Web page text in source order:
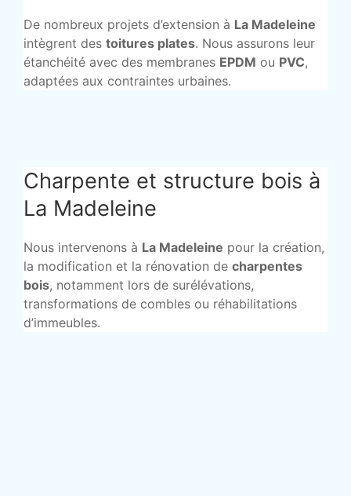
De nombreux projets d’extension à La Madeleine
intègrent des toitures plates. Nous assurons leur
étanchéité avec des membranes EPDM ou PVC,
adaptées aux contraintes urbaines.
Charpente et structure bois à
La Madeleine
Nous intervenons à La Madeleine pour la création,
la modification et la rénovation de charpentes
bois, notamment lors de surélévations,
transformations de combles ou réhabilitations
d’immeubles.